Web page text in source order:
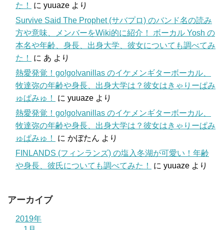
た！
に yuuaze より
Survive Said The Prophet (サバプロ) のバンド名の読み
方や意味、メンバーをWiki的に紹介！ ボーカル Yosh の
本名や年齢、身長、出身大学、彼女についても調べてみ
た！
に あ より
熱愛発覚！go!go!vanillas のイケメンギターボーカル、
牧達弥の年齢や身長、出身大学は？彼女はきゃりーぱみ
ゅぱみゅ！
に yuuaze より
熱愛発覚！go!go!vanillas のイケメンギターボーカル、
牧達弥の年齢や身長、出身大学は？彼女はきゃりーぱみ
ゅぱみゅ！
に かぼたん より
FINLANDS (フィンランズ) の塩入冬湖が可愛い！年齢
や身長、彼氏についても調べてみた！
に yuuaze より
アーカイブ
2019年